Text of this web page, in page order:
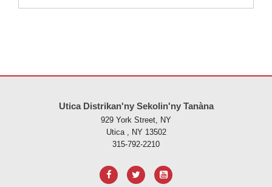
Utica Distrikan'ny Sekolin'ny Tanàna
929 York Street, NY
Utica , NY 13502
315-792-2210